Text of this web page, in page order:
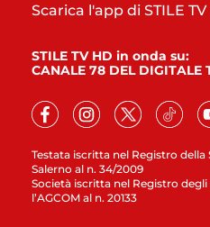
Testata iscritta nel Registro
Salerno al n. 34/2009
Società iscritta nel Registro
l’AGCOM al n. 20133
Scarica l'app di STILE
STILE TV HD in onda su:
CANALE 78 DEL DIGITALE